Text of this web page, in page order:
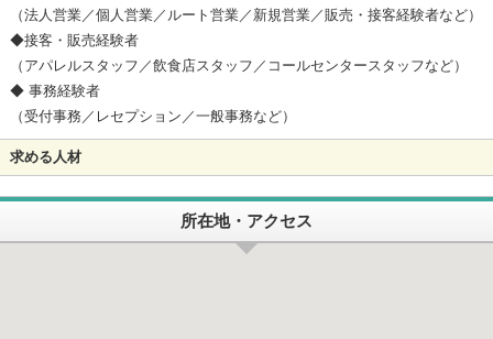
（法人営業／個人営業／ルート営業／新規営業／販売・接客経験者など）
◆接客・販売経験者
（アパレルスタッフ／飲食店スタッフ／コールセンタースタッフなど）
◆ 事務経験者
（受付事務／レセプション／一般事務など）
求める人材
所在地・アクセス